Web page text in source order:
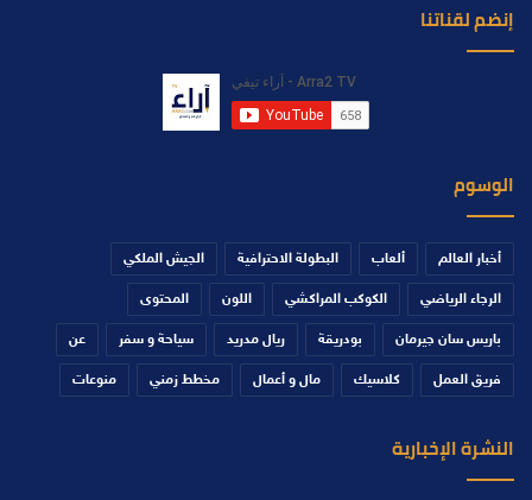
إنضم لقناتنا
الوسوم
أخبار العالم ألعاب البطولة الاحترافية الجيش الملكي
الرجاء الرياضي الكوكب المراكشي اللون المحتوى
باريس سان جيرمان بودريقة ريال مدريد سياحة و سفر عن
فريق العمل كلاسيك مال و أعمال مخطط زمني منوعات
النشرة الإخبارية